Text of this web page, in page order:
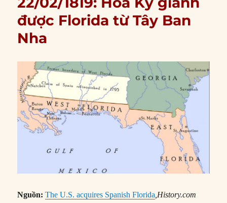
được Florida từ Tây Ban
Nha
Nguồn:The U.S. acquires Spanish Florida,History.com